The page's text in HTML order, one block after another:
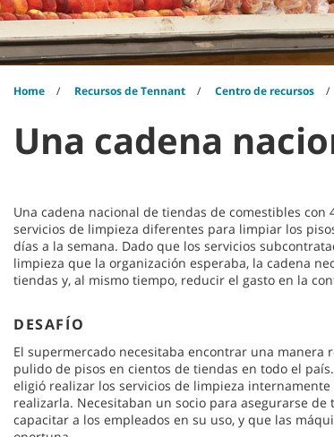
Home Recursos de Tennant Centro de recursos
Una cadena
Una cadena nacional de tiendas de comestibles
servicios de limpieza diferentes para limpiar los
días a la semana. Dado que los servicios
limpieza que la organización esperaba, la cadena
tiendas y, al mismo tiempo, reducir el gasto en la
DESAFÍO
El supermercado necesitaba encontrar una manera
pulido de pisos en cientos de tiendas en todo el
eligió realizar los servicios de limpieza
realizarla. Necesitaban un socio para asegurarse
capacitar a los empleados en su uso, y que las